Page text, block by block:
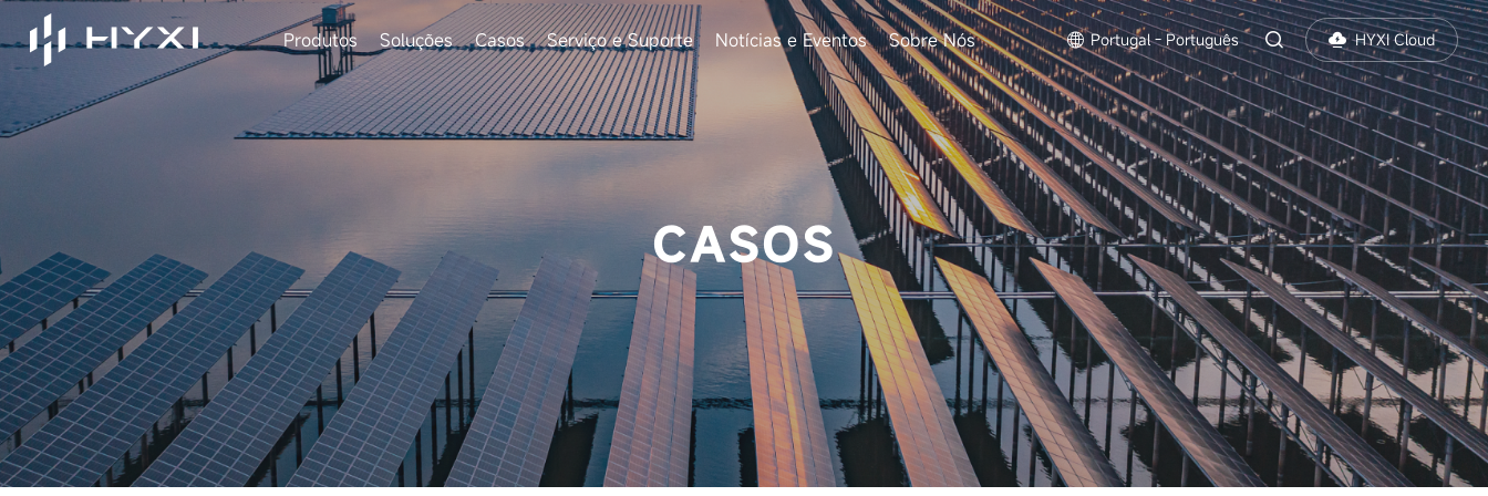
Produtos Soluções Casos Serviço e Suporte Notícias e Eventos Sobre Nós Portugal - Português HYXI Cloud
CASOS